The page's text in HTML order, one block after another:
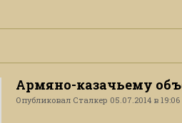
Армяно-казачьему
Опубликовал Сталкер 05.07.2014 в 19:06